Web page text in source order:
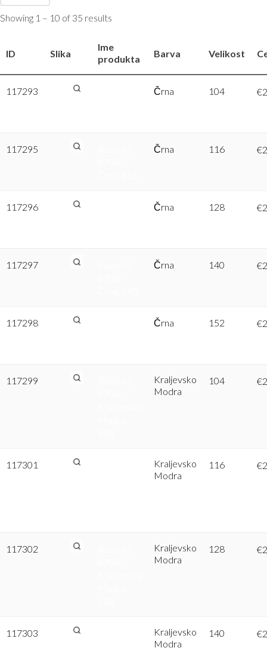
Showing 1 – 10 of 35 results
ID Slika
Ime
produkta
Barva Velikost
117293 Črna 104 €
117295 Črna 116 €
117296 Črna 128 €
117297 Črna 140 €
117298 Črna 152 €
117299
Kraljevsko
Modra
104 €
117301
Kraljevsko
Modra
116 €
117302
Kraljevsko
Modra
128 €
117303
Kraljevsko
Modra
140 €